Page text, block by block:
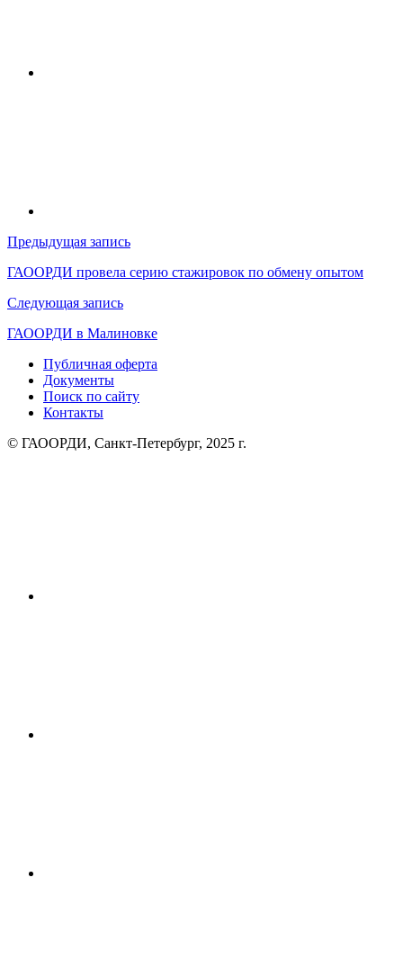
Навигация
по
записям
Предыдущая запись
ГАООРДИ провела серию стажировок по обмену опытом
Следующая запись
ГАООРДИ в Малиновке
Публичная оферта
Документы
Поиск по сайту
Контакты
© ГАООРДИ, Санкт-Петербург, 2025 г.